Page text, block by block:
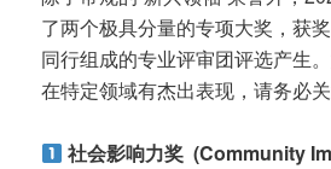
了两个极具分量的专项大奖，获
同行组成的专业评审团评选产生
在特定领域有杰出表现，请务必
社会影响力奖 (Community